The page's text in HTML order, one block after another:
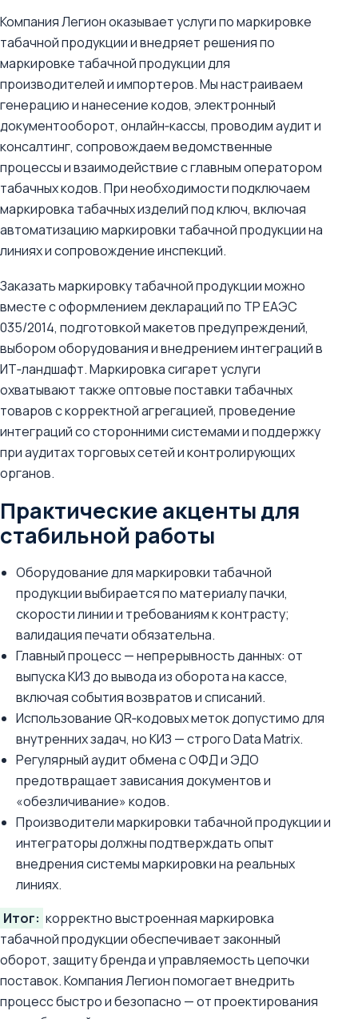
Компания Легион оказывает услуги по маркировке
табачной продукции и внедряет решения по
маркировке табачной продукции для
производителей и импортеров. Мы настраиваем
генерацию и нанесение кодов, электронный
документооборот, онлайн‑кассы, проводим аудит и
консалтинг, сопровождаем ведомственные
процессы и взаимодействие с главным оператором
табачных кодов. При необходимости подключаем
маркировка табачных изделий под ключ, включая
автоматизацию маркировки табачной продукции на
линиях и сопровождение инспекций.
Заказать маркировку табачной продукции можно
вместе с оформлением деклараций по ТР ЕАЭС
035/2014, подготовкой макетов предупреждений,
выбором оборудования и внедрением интеграций в
ИТ‑ландшафт. Маркировка сигарет услуги
охватывают также оптовые поставки табачных
товаров с корректной агрегацией, проведение
интеграций со сторонними системами и поддержку
при аудитах торговых сетей и контролирующих
органов.
Практические акценты для
стабильной работы
Оборудование для маркировки табачной
продукции выбирается по материалу пачки,
скорости линии и требованиям к контрасту;
валидация печати обязательна.
Главный процесс — непрерывность данных: от
выпуска КИЗ до вывода из оборота на кассе,
включая события возвратов и списаний.
Использование QR‑кодовых меток допустимо для
внутренних задач, но КИЗ — строго Data Matrix.
Регулярный аудит обмена с ОФД и ЭДО
предотвращает зависания документов и
«обезличивание» кодов.
Производители маркировки табачной продукции и
интеграторы должны подтверждать опыт
внедрения системы маркировки на реальных
линиях.
Итог: корректно выстроенная маркировка
табачной продукции обеспечивает законный
оборот, защиту бренда и управляемость цепочки
поставок. Компания Легион помогает внедрить
процесс быстро и безопасно — от проектирования